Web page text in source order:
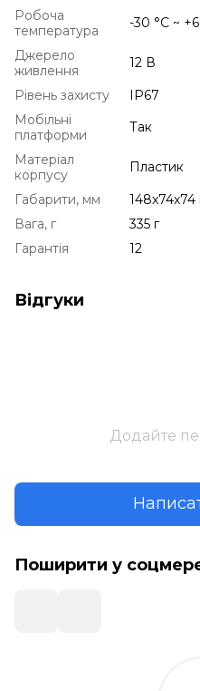
Робоча
температура
-30 °C ~
Джерело
живлення
12 В
Рівень захисту
IP67
Мобільні
платформи
Так
Матеріал
корпусу
Пластик
Габарити, мм
148x74x74
Вага, г
335 г
Гарантія
12
Відгуки
Додайте
Поширити у